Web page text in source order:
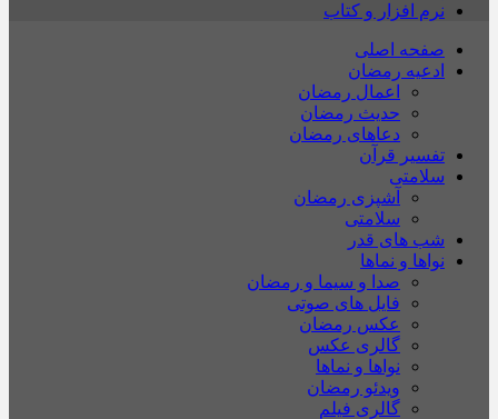
نرم افزار و کتاب
صفحه اصلی
ادعیه رمضان
اعمال رمضان
حدیث رمضان
دعاهای رمضان
تفسیر قرآن
سلامتی
آشپزی رمضان
سلامتی
شب های قدر
نواها و نماها
صدا و سیما و رمضان
فایل های صوتی
عکس رمضان
گالری عکس
نواها و نماها
ویدئو رمضان
گالری فیلم